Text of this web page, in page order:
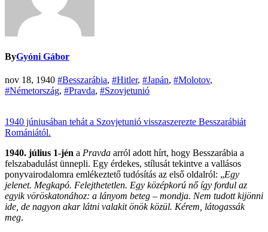
ByGyóni Gábor
nov 18, 1940 #Besszarábia, #Hitler, #Japán, #Molotov,
#Németország, #Pravda, #Szovjetunió
1940 júniusában tehát a Szovjetunió visszaszerezte Besszarábiát
Romániától.
1940. július 1-jén a Pravda arról adott hírt, hogy Besszarábia a
felszabadulást ünnepli. Egy érdekes, stílusát tekintve a vallásos
ponyvairodalomra emlékeztető tudósítás az első oldalról: „Egy
jelenet. Megkapó. Felejthetetlen. Egy középkorú nő így fordul az
egyik vöröskatonához: a lányom beteg – mondja. Nem tudott kijönni
ide, de nagyon akar látni valakit önök közül. Kérem, látogassák
meg.